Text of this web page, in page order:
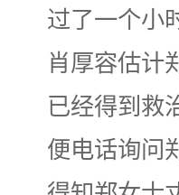
过了一个小
肖厚容估计
已经得到救
便电话询问